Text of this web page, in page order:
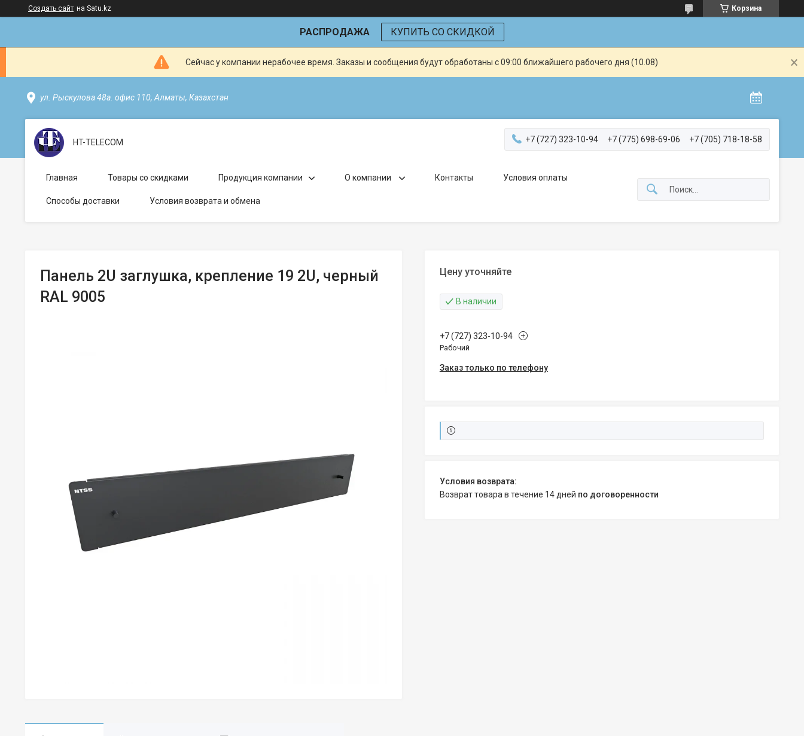
Создать сайт на Satu.kz Корзина
РАСПРОДАЖА КУПИТЬ СО СКИДКОЙ
Сейчас у компании нерабочее время. Заказы и сообщения будут обработаны с 09:00 ближайшего рабочего дня (10.08)
ул. Рыскулова 48а. офис 110, Алматы, Казахстан
HT-TELECOM +7 (727) 323-10-94 +7 (775) 698-69-06 +7 (705) 718-18-58
Главная Товары со скидками Продукция компании О компании Контакты Условия оплаты
Способы доставки Условия возврата и обмена
Панель 2U заглушка, крепление 19 2U, черный
RAL 9005
Цену уточняйте
В наличии
+7 (727) 323-10-94
Рабочий
Заказ только по телефону
возврат товара в течение 14 дней по договоренности